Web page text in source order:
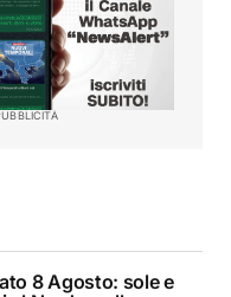
8 Agosto: sole e